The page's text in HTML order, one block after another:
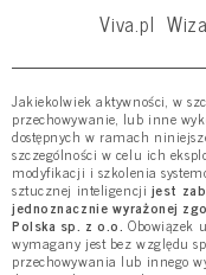
Viva.pl
Jakiekolwiek aktywności, w
przechowywanie, lub inne
dostępnych w ramach
szczególności w celu ich
modyfikacji i szkolenia
sztucznej inteligencji jest
jednoznacznie wyrażonej
Polska sp. z o.o. Obowiązek
wymagany jest bez względu
przechowywania lub innego